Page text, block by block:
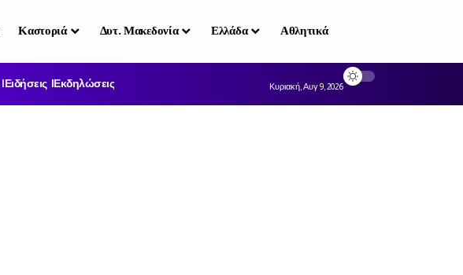
Καστοριά Δυτ. Μακεδονία Ελλάδα Αθλητικά
Ειδήσεις Εκδηλώσεις Κυριακή, Αυγ 9, 2026